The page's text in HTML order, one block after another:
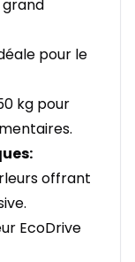
grand
pour le
kg pour
offrant
EcoDrive